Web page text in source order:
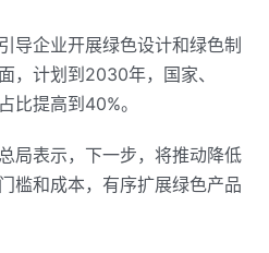
导企业开展绿色设计和绿色制
，计划到2030年，国家、
比提高到40%。
局表示，下一步，将推动降低
槛和成本，有序扩展绿色产品